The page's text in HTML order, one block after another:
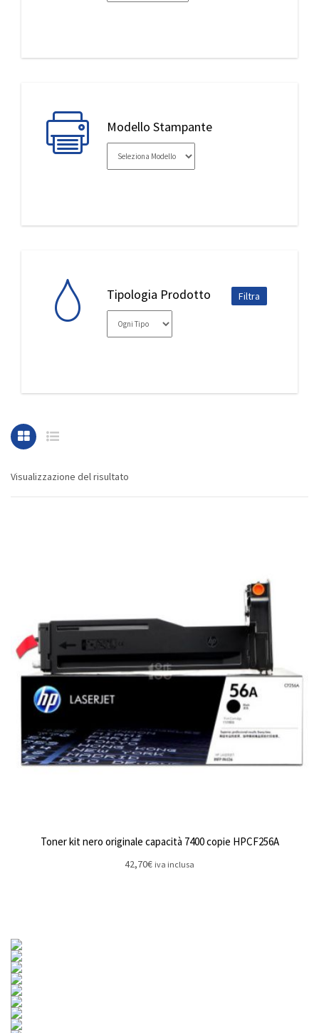
Modello Stampante
Tipologia Prodotto
Visualizzazione del risultato
Toner kit nero originale capacità 7400 copie HPCF256A
42,70€ iva inclusa